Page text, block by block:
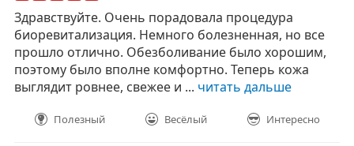
Здравствуйте. Очень порадовала процедура
биоревитализация. Немного болезненная, но все
прошло отлично. Обезболивание было хорошим,
поэтому было вполне комфортно. Теперь кожа
выглядит ровнее, свежее и ... читать дальше
Полезный Весёлый Интересно